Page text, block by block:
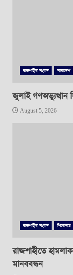
রাজশাহীর সংবাদ সারাদেশ
জুলাই গণঅভ্যুত্থান
August 5, 2026
রাজশাহীর সংবাদ শিরোনাম
রাজশাহীতে
মানববন্ধন